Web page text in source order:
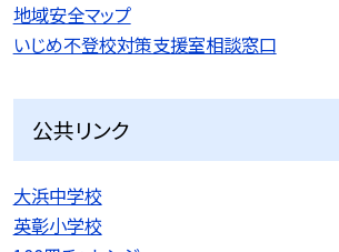
地域安全マップ
いじめ不登校対策支援室相談窓口
公共リンク
大浜中学校
英彰小学校